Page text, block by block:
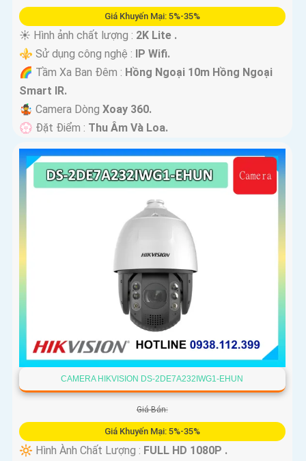
Giá Khuyến Mại: 5%-35%
☀️ Hình ảnh chất lượng : 2K Lite .
⚜️ Sử dụng công nghệ : IP Wifi.
🌈 Tầm Xa Ban Đêm : Hồng Ngoại 10m Hồng Ngoại
Smart IR.
🤹 Camera Dòng Xoay 360.
️💮 Đặt Điểm : Thu Âm Và Loa.
CAMERA HIKVISION DS-2DE7A232IWG1-EHUN
Giá Bán:
Giá Khuyến Mại: 5%-35%
🔆 Hình Ành Chất Lượng : FULL HD 1080P .